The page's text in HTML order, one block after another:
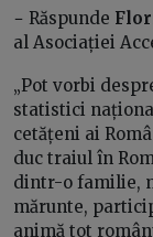
− Răspunde
al Asociației
„Pot vorbi
statistici
cetățeni ai
duc traiul în
dintr-o familie,
mărunte,
animă tot